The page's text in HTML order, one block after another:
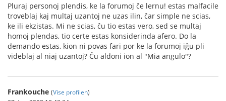
Pluraj personoj plendis, ke la forumoj ĉe lernu! estas malfacile
troveblaj kaj multaj uzantoj ne uzas ilin, ĉar simple ne scias,
ke ili ekzistas. Mi ne scias, ĉu tio estas vero, sed se multaj
homoj plendas, tio certe estas konsiderinda afero. Do la
demando estas, kion ni povas fari por ke la forumoj iĝu pli
videblaj al niaj uzantoj? Ĉu aldoni ion al "Mia angulo"?
Frankouche (Vise profilen)